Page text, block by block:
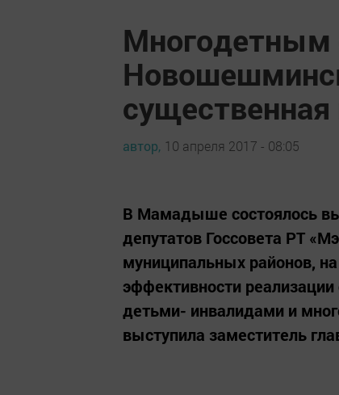
Многодетным
автор, 10 апреля 2017 - 08:05
В Мамадыше состоялось
депутатов Госсовета РТ
муниципальных районов,
эффективности
детьми- инвалидами и
выступила заместитель